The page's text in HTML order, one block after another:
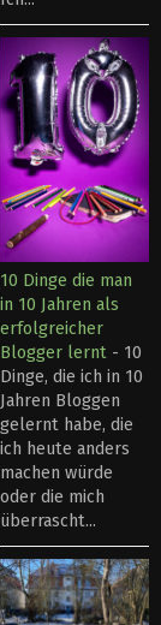
10 Dinge die man
in 10 Jahren als
erfolgreicher
Blogger lernt - 10
Dinge, die ich in 10
Jahren Bloggen
gelernt habe, die
ich heute anders
machen würde
oder die mich
überrascht...